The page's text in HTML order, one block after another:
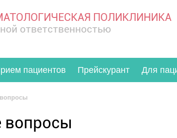
ПОЛИКЛИНИКА
ответственностью
пациентов Прейскурант Для
вопросы